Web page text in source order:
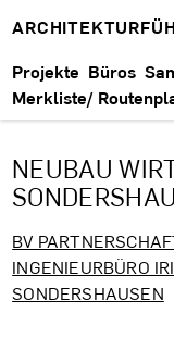
Projekte Büros
Merkliste/
NEUBAU
BV
INGENIEURBÜRO
SONDERSHAUSEN